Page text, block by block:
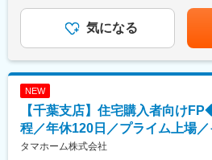
産形成戦略のご提案
・パーソナルな不動産戦略のご提案
・税務的観点(節税、相続対策など)
・引き渡し後の定期的な資産状況レ
提案
す。■モデル年収?社3年?630万?28
年?1300万?35歳賃金はあくまでも
て上下する可能性があります。月
です。
気になる
NEW
【千葉支店】住宅購入者向け
程／年休120日／プライム上場
タマホーム株式会社